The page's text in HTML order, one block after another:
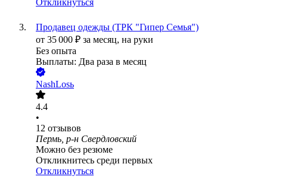
Откликнуться
Продавец одежды (ТРК "Гипер Семья")
от 35 000 ₽ за месяц, на руки
Без опыта
Выплаты: Два раза в месяц
NashLosь
4.4
•
12 отзывов
Пермь, р-н Свердловский
Можно без резюме
Откликнитесь среди первых
Откликнуться